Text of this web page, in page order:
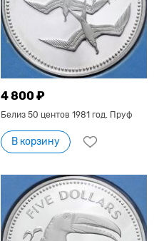
4 800 ₽
Белиз 50 центов 1981 год. Пруф
В корзину